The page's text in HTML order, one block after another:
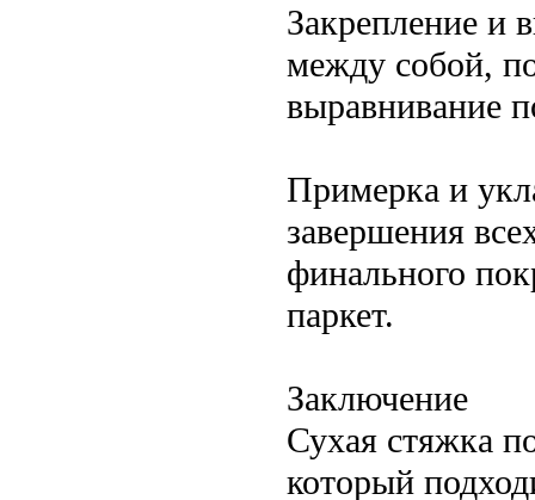
Закрепление и
между собой,
выравнивание
Примерка и
завершения
финального
паркет.
Заключение
Сухая стяжка
который